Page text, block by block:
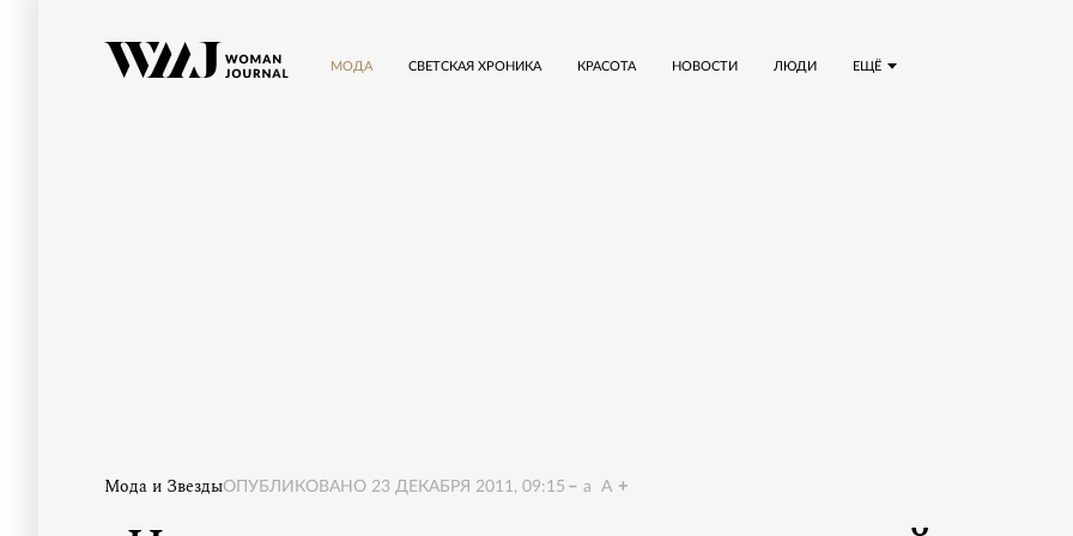
ЕЩЁ
МОДА СВЕТСКАЯ ХРОНИКА КРАСОТА НОВОСТИ ЛЮДИ
Мода и ЗвездыОПУБЛИКОВАНО 23 ДЕКАБРЯ 2011, 09:15 a A